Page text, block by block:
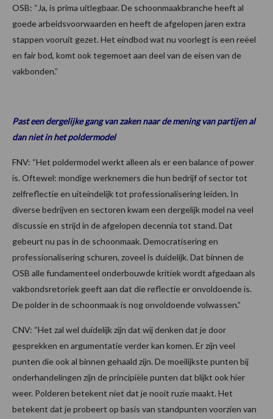
OSB: “Ja, is prima uitlegbaar. De schoonmaakbranche heeft al
goede arbeidsvoorwaarden en heeft de afgelopen jaren extra
stappen vooruit gezet. Het eindbod wat nu voorlegt is een reëel
en fair bod, komt ook tegemoet aan deel van de eisen van de
vakbonden.”
Past een dergelijke gang van zaken naar de mening van partijen al
dan niet in het poldermodel
FNV: “Het poldermodel werkt alleen als er een balance of power
is. Oftewel: mondige werknemers die hun bedrijf of sector tot
zelfreflectie en uiteindelijk tot professionalisering leiden. In
diverse bedrijven en sectoren kwam een dergelijk model na veel
discussie en strijd in de afgelopen decennia tot stand. Dat
gebeurt nu pas in de schoonmaak. Democratisering en
professionalisering schuren, zoveel is duidelijk. Dat binnen de
OSB alle fundamenteel onderbouwde kritiek wordt afgedaan als
vakbondsretoriek geeft aan dat die reflectie er onvoldoende is.
De polder in de schoonmaak is nog onvoldoende volwassen.”
CNV: “Het zal wel duidelijk zijn dat wij denken dat je door
gesprekken en argumentatie verder kan komen. Er zijn veel
punten die ook al binnen gehaald zijn. De moeilijkste punten bij
onderhandelingen zijn de principiële punten dat blijkt ook hier
weer. Polderen betekent niet dat je nooit ruzie maakt. Het
betekent dat je probeert op basis van standpunten voorzien van